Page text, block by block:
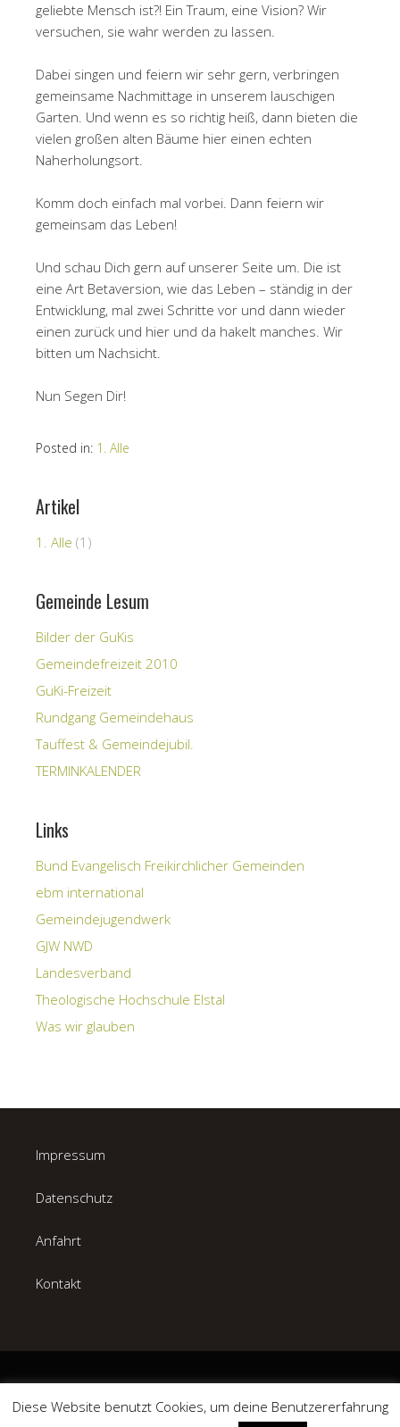
geliebte Mensch ist?! Ein Traum, eine Vision? Wir
versuchen, sie wahr werden zu lassen.
Dabei singen und feiern wir sehr gern, verbringen
gemeinsame Nachmittage in unserem lauschigen
Garten. Und wenn es so richtig heiß, dann bieten die
vielen großen alten Bäume hier einen echten
Naherholungsort.
Komm doch einfach mal vorbei. Dann feiern wir
gemeinsam das Leben!
Und schau Dich gern auf unserer Seite um. Die ist
eine Art Betaversion, wie das Leben – ständig in der
Entwicklung, mal zwei Schritte vor und dann wieder
einen zurück und hier und da hakelt manches. Wir
bitten um Nachsicht.
Nun Segen Dir!
Posted in: 1. Alle
Artikel
1. Alle (1)
Gemeinde Lesum
Bilder der GuKis
Gemeindefreizeit 2010
GuKi-Freizeit
Rundgang Gemeindehaus
Tauffest & Gemeindejubil.
TERMINKALENDER
Links
Bund Evangelisch Freikirchlicher Gemeinden
ebm international
Gemeindejugendwerk
GJW NWD
Landesverband
Theologische Hochschule Elstal
Was wir glauben
Impressum
Datenschutz
Anfahrt
Kontakt
ChurchWordPress Theme by themehall.com
Diese Website benutzt Cookies, um deine Benutzererfahrung